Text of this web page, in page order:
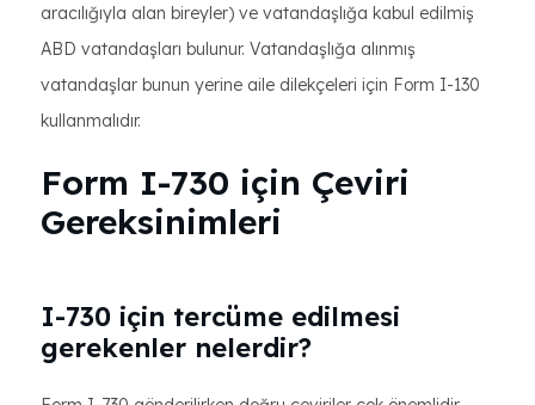
aracılığıyla alan bireyler) ve vatandaşlığa kabul edilmiş
ABD vatandaşları bulunur. Vatandaşlığa alınmış
vatandaşlar bunun yerine aile dilekçeleri için Form I-130
kullanmalıdır.
Form I-730 için Çeviri
Gereksinimleri
I-730 için tercüme edilmesi
gerekenler nelerdir?